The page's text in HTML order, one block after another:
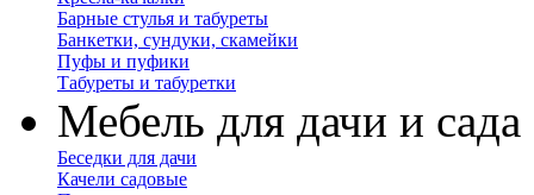
Барные стулья и табуреты
Банкетки, сундуки, скамейки
Пуфы и пуфики
Табуреты и табуретки
Мебель для дачи и сада
Беседки для дачи
Качели садовые